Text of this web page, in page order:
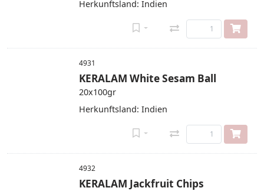
Herkunftsland: Indien
4931
KERALAM White Sesam Ball
20x100gr
Herkunftsland: Indien
4932
KERALAM Jackfruit Chips